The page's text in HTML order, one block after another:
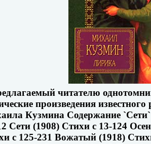
читателю
произведения известного
Кузмина Содержание
Сети (1908) Стихи c 13-124
c 125-231 Вожатый (1918)